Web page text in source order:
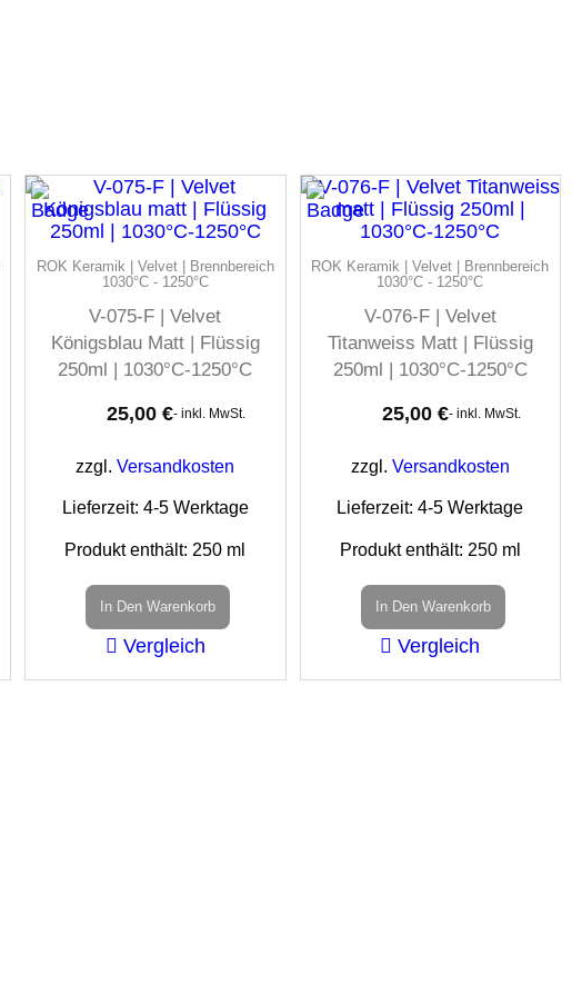
ROK Keramik | Velvet | Brennbereich
1030°C - 1250°C
V-075-F | Velvet
Königsblau Matt | Flüssig
250ml | 1030°C-1250°C
25,00€- inkl. MwSt.
In Den Warenkorb
Vergleich
zzgl.Versandkosten
Lieferzeit: 4-5 Werktage
Produkt enthält: 250 ml
ROK Keramik | Velvet | Brennbereich
1030°C - 1250°C
V-076-F | Velvet
Titanweiss Matt | Flüssig
250ml | 1030°C-1250°C
25,00 €- inkl. MwSt.
In Den Warenkorb
Vergleich
zzgl. Versandkosten
Lieferzeit:4-5 Werktage
Produkt enthält: 250 ml